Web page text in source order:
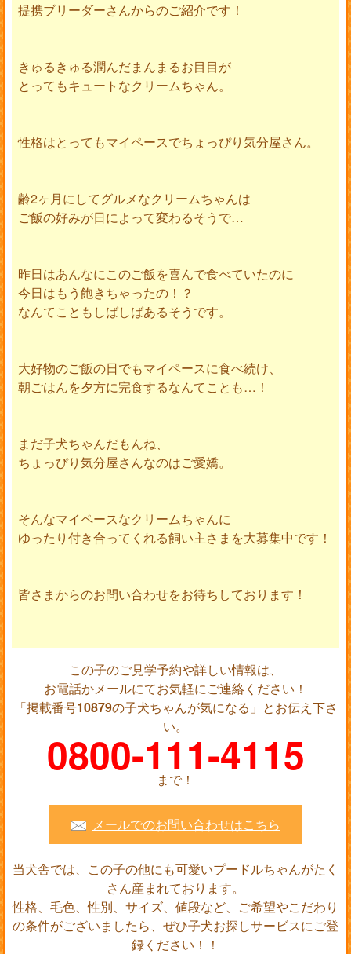
提携ブリーダーさんからのご紹介です！
きゅるきゅる潤んだまんまるお目目が
とってもキュートなクリームちゃん。
性格はとってもマイペースでちょっぴり気分屋さん。
齢2ヶ月にしてグルメなクリームちゃんは
ご飯の好みが日によって変わるそうで…
昨日はあんなにこのご飯を喜んで食べていたのに
今日はもう飽きちゃったの！？
なんてこともしばしばあるそうです。
大好物のご飯の日でもマイペースに食べ続け、
朝ごはんを夕方に完食するなんてことも…！
まだ子犬ちゃんだもんね、
ちょっぴり気分屋さんなのはご愛嬌。
そんなマイペースなクリームちゃんに
ゆったり付き合ってくれる飼い主さまを大募集中です！
皆さまからのお問い合わせをお待ちしております！
この子のご見学予約や詳しい情報は、
お電話かメールにてお気軽にご連絡ください！
「掲載番号10879の子犬ちゃんが気になる」とお伝え下さ
い。
0800-111-4115
まで！
メールでのお問い合わせはこちら
当犬舎では、この子の他にも可愛いプードルちゃんがたく
さん産まれております。
性格、毛色、性別、サイズ、値段など、ご希望やこだわり
の条件がございましたら、ぜひ子犬お探しサービスにご登
録ください！！